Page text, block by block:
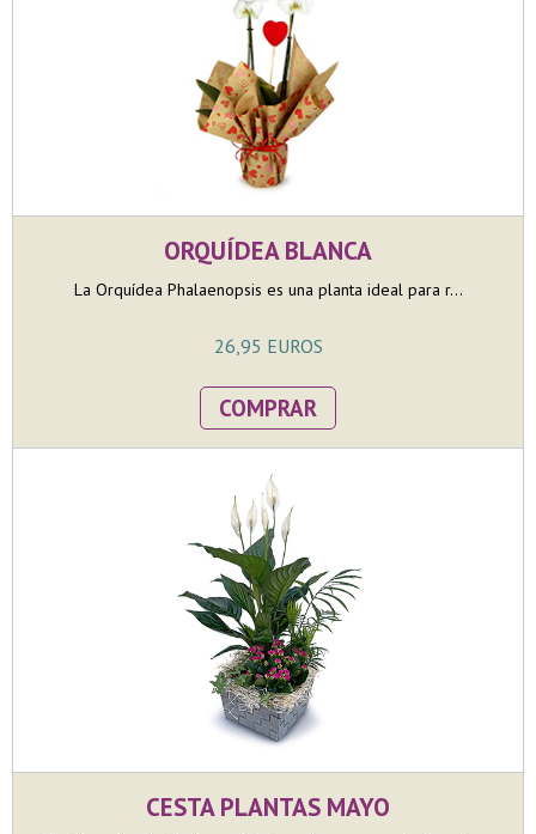
ORQUÍDEA BLANCA
La Orquídea Phalaenopsis es una planta ideal para r...
26,95 EUROS
COMPRAR
CESTA PLANTAS MAYO